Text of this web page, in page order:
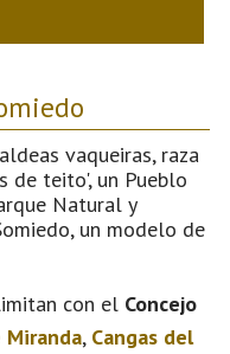
vaqueiras, raza
de teito', un Pueblo
Natural y
un modelo de
con el Concejo
, Cangas del